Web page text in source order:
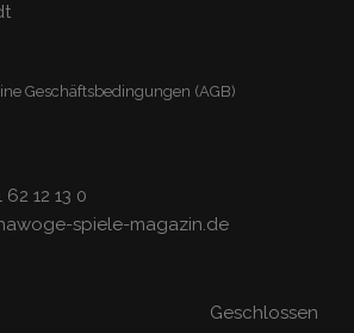
Geschäftsbedingungen (AGB)
62 12 13 0
spiele-magazin.de
Geschlossen